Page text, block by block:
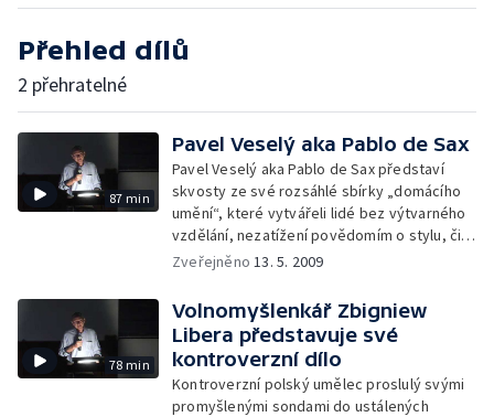
Přehled dílů
2 přehratelné
87 min
Pavel Veselý aka Pablo de Sax
Pavel Veselý aka Pablo de Sax představí
skvosty ze své rozsáhlé sbírky „domácího
umění“, které vytvářeli lidé bez výtvarného
vzdělání, nezatížení povědomím o stylu, či
designu hlavně v dobách totality. V bývalém
uspokojování estetických potřeb rozvinul
nebývalou měrou. Sdružení Domácí Umění
tento fenomén soustavně mapuje
a vytvořilo fenomenální sbírku klenotů
domácí výroby.
Zveřejněno13. 5. 2009
78 min
Volnomyšlenkář Zbigniew
Libera představuje své
kontroverzní dílo
Kontroverzní polský umělec proslulý svými
promyšlenými sondami do ustálených